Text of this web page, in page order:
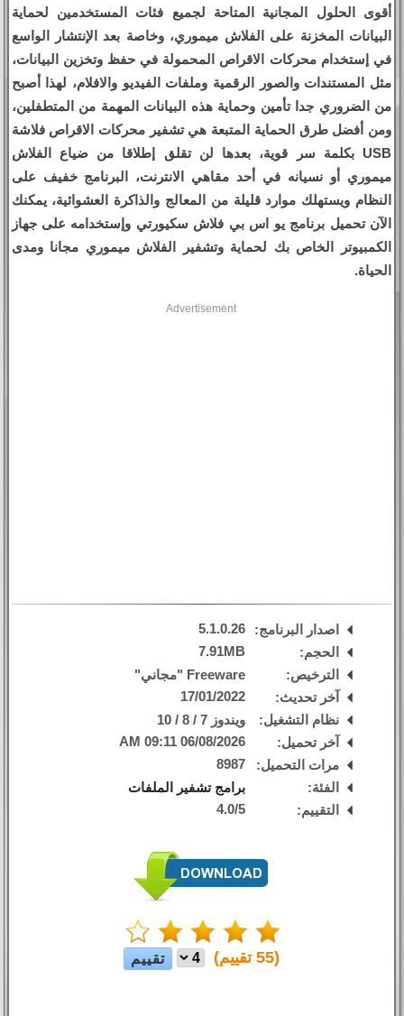
أقوى الحلول المجانية المتاحة لجميع فئات المستخدمين لحماية
البيانات المخزنة على الفلاش ميموري، وخاصة بعد الإنتشار الواسع
في إستخدام محركات الاقراص المحمولة في حفظ وتخزين البيانات،
مثل المستندات والصور الرقمية وملفات الفيديو والافلام، لهذا أصبح
من الضروري جدا تأمين وحماية هذه البيانات المهمة من المتطفلين،
ومن أفضل طرق الحماية المتبعة هي تشفير محركات الاقراص فلاشة
USB بكلمة سر قوية، بعدها لن تقلق إطلاقا من ضياع الفلاش
ميموري أو نسيانه في أحد مقاهي الانترنت، البرنامج خفيف على
النظام ويستهلك موارد قليلة من المعالج والذاكرة العشوائية، يمكنك
الآن تحميل برنامج يو اس بي فلاش سكيورتي وإستخدامه على جهاز
الكمبيوتر الخاص بك لحماية وتشفير الفلاش ميموري مجانا ومدى
الحياة.
Advertisement
اصدار البرنامج:
5.1.0.26
الحجم:
7.91MB
الترخيص:
Freeware "مجاني"
آخر تحديث:
17/01/2022
نظام التشغيل:
ويندوز 7 / 8 / 10
آخر تحميل:
06/08/2026 09:11 AM
مرات التحميل:
8987
الفئة:
برامج تشفير الملفات
التقييم:
4.0/5
(
55 تقييم)